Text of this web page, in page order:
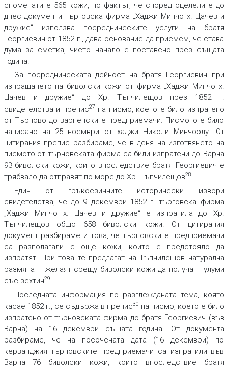
споменатите 565 кожи, но фактът, че според оцелелите до
днес документи търговска фирма „Хаджи Минчо х. Цачев и
дружие“ използва посредническите услуги на братя
Георгиевич от 1852 г., дава основание да приемем, че става
дума за сметка, чието начало е поставено през същата
година.
За посредническата дейност на братя Георгиевич при
изпращането на биволски кожи от фирма „Хаджи Минчо х.
Цачев и дружие“ до Хр. Тъпчилещов през 1852 г.
свидетелства и препис27 на писмо, което е било изпратено
от Търново до варненските предприемачи. Писмото е било
написано на 25 ноември от хаджи Николи Минчоолу. От
цитирания препис разбираме, че в деня на изготвянето на
писмото от търновската фирма са били изпратени до Варна
93 биволски кожи, които впоследствие братя Георгиевич е
трябвало да отправят по море до Хр. Тъпчилещов28.
Един от гръкоезичните исторически извори
свидетелства, че до 9 декември 1852 г. търговска фирма
„Хаджи Минчо х. Цачев и дружие“ е изпратила до Хр.
Тъпчилещов общо 658 биволски кожи. От цитирания
документ разбираме и това, че търновските предприемачи
са разполагали с още кожи, които е предстояло да
изпратят. При това те предлагат на Тъпчилещов натурална
размяна – желаят срещу биволски кожи да получат тулуми
със зехтин29.
Последната информация по разглежданата тема, която
касае 1852 г., се съдържа в препис30 на писмо, което е било
изпратено от търновската фирма до братя Георгиевич (във
Варна) на 16 декември същата година. От документа
разбираме, че на посочената дата (16 декември) по
керванджия търновските предприемачи са изпратили във
Варна 76 биволски кожи, които впоследствие братя